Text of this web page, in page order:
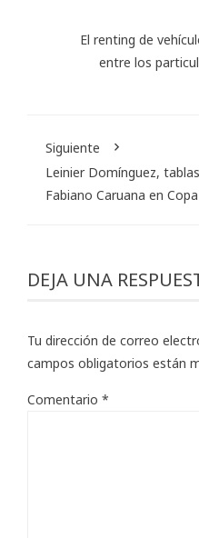
El renting de
entre los
Siguiente
Leinier Domínguez,
Fabiano Caruana en
DEJA UNA
Tu dirección de correo
campos obligatorios están
Comentario *